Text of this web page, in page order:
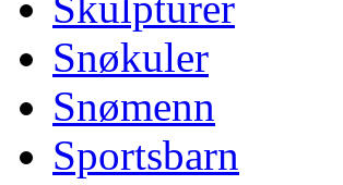
Snøkuler
Snømenn
Sportsbarn